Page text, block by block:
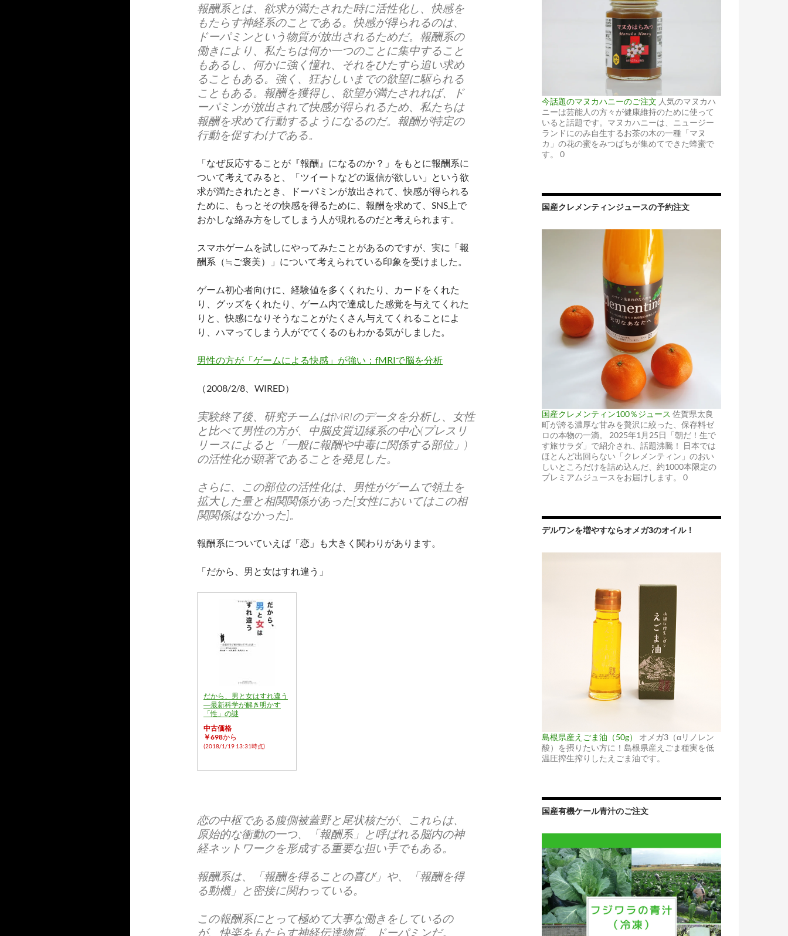
報酬系とは、欲求が満たされた時に活性化し、快感を
もたらす神経系のことである。快感が得られるのは、
ドーパミンという物質が放出されるためだ。報酬系の
働きにより、私たちは何か一つのことに集中すること
もあるし、何かに強く憧れ、それをひたすら追い求め
ることもある。強く、狂おしいまでの欲望に駆られる
こともある。報酬を獲得し、欲望が満たされれば、ド
ーパミンが放出されて快感が得られるため、私たちは
報酬を求めて行動するようになるのだ。報酬が特定の
行動を促すわけである。
「なぜ反応することが『報酬』になるのか？」をもとに報酬系に
ついて考えてみると、「ツイートなどの返信が欲しい」という欲
求が満たされたとき、ドーパミンが放出されて、快感が得られる
ために、もっとその快感を得るために、報酬を求めて、SNS上で
おかしな絡み方をしてしまう人が現れるのだと考えられます。
スマホゲームを試しにやってみたことがあるのですが、実に「報
酬系（≒ご褒美）」について考えられている印象を受けました。
ゲーム初心者向けに、経験値を多くくれたり、カードをくれた
り、グッズをくれたり、ゲーム内で達成した感覚を与えてくれた
りと、快感になりそうなことがたくさん与えてくれることによ
り、ハマってしまう人がでてくるのもわかる気がしました。
男性の方が「ゲームによる快感」が強い：fMRIで脳を分析
（2008/2/8、WIRED）
実験終了後、研究チームはfMRIのデータを分析し、女性
と比べて男性の方が、中脳皮質辺縁系の中心(プレスリ
リースによると「一般に報酬や中毒に関係する部位」)
の活性化が顕著であることを発見した。
さらに、この部位の活性化は、男性がゲームで領土を
拡大した量と相関関係があった[女性においてはこの相
関関係はなかった]。
報酬系についていえば「恋」も大きく関わりがあります。
「だから、男と女はすれ違う」
だから、男と女はすれ違う
―最新科学が解き明かす
「性」の謎
中古価格
￥698から
(2018/1/19 13:31時点)
恋の中枢である腹側被蓋野と尾状核だが、これらは、
原始的な衝動の一つ、「報酬系」と呼ばれる脳内の神
経ネットワークを形成する重要な担い手でもある。
報酬系は、「報酬を得ることの喜び」や、「報酬を得
る動機」と密接に関わっている。
この報酬系にとって極めて大事な働きをしているの
が、快楽をもたらす神経伝達物質、ドーパミンだ。
今話題のマヌカハニーのご注文 人気のマヌカハ
ニーは芸能人の方々が健康維持のために使って
いると話題です。マヌカハニーは、ニュージー
ランドにのみ自生するお茶の木の一種「マヌ
カ」の花の蜜をみつばちが集めてできた蜂蜜で
す。 0
国産クレメンティンジュースの予約注文
国産クレメンティン100％ジュース 佐賀県太良
町が誇る濃厚な甘みを贅沢に絞った、保存料ゼ
ロの本物の一滴。 2025年1月25日「朝だ！生で
す旅サラダ」で紹介され、話題沸騰！ 日本では
ほとんど出回らない「クレメンティン」のおい
しいところだけを詰め込んだ、約1000本限定の
プレミアムジュースをお届けします。 0
デルワンを増やすならオメガ3のオイル！
島根県産えごま油（50g）
オメガ3（αリノレン
酸）を摂りたい方に！島根県産えごま種実を低
温圧搾生搾りしたえごま油です。
国産有機ケール青汁のご注文